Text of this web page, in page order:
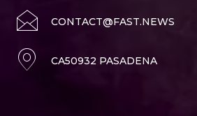
CONTACT@FAST.NEWS
CA50932 PASADENA